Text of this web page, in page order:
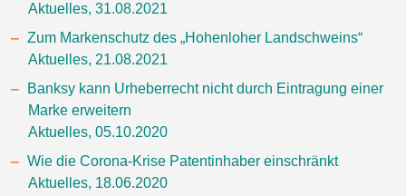
Aktuelles, 31.08.2021
Zum Markenschutz des „Hohenloher Landschweins“
Aktuelles, 21.08.2021
Banksy kann Urheberrecht nicht durch Eintragung einer
Marke erweitern
Aktuelles, 05.10.2020
Wie die Corona-Krise Patentinhaber einschränkt
Aktuelles, 18.06.2020